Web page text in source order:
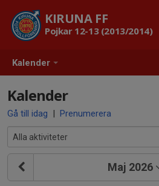
Kalender
KIRUNA FF
Pojkar 12-13 (2013/2014)
Kalender
Gå till idag | Prenumerera
Maj 2026